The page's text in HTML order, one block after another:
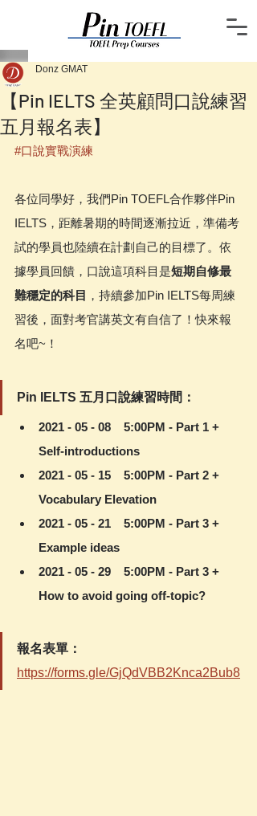
【Pin IELTS 全英顧問口說練習
五月報名表】
Donz GMAT
#口說實戰演練
各位同學好，我們Pin TOEFL合作夥伴Pin
IELTS，距離暑期的時間逐漸拉近，準備考
試的學員也陸續在計劃自己的目標了。依
據學員回饋，口說這項科目是短期自修最
難穩定的科目 ，持續參加Pin IELTS每周練
習後，面對考官講英文有自信了！快來報
名吧~！
Pin IELTS 五月口說練習時間：
2021 - 05 - 08    5:00PM - Part 1 +
Self-introductions
2021 - 05 - 15    5:00PM - Part 2 +
Vocabulary Elevation
2021 - 05 - 21    5:00PM - Part 3 +
Example ideas
2021 - 05 - 29    5:00PM - Part 3 +
How to avoid going off-topic?
報名表單：
https://forms.gle/GjQdVBB2Knca2Bub8